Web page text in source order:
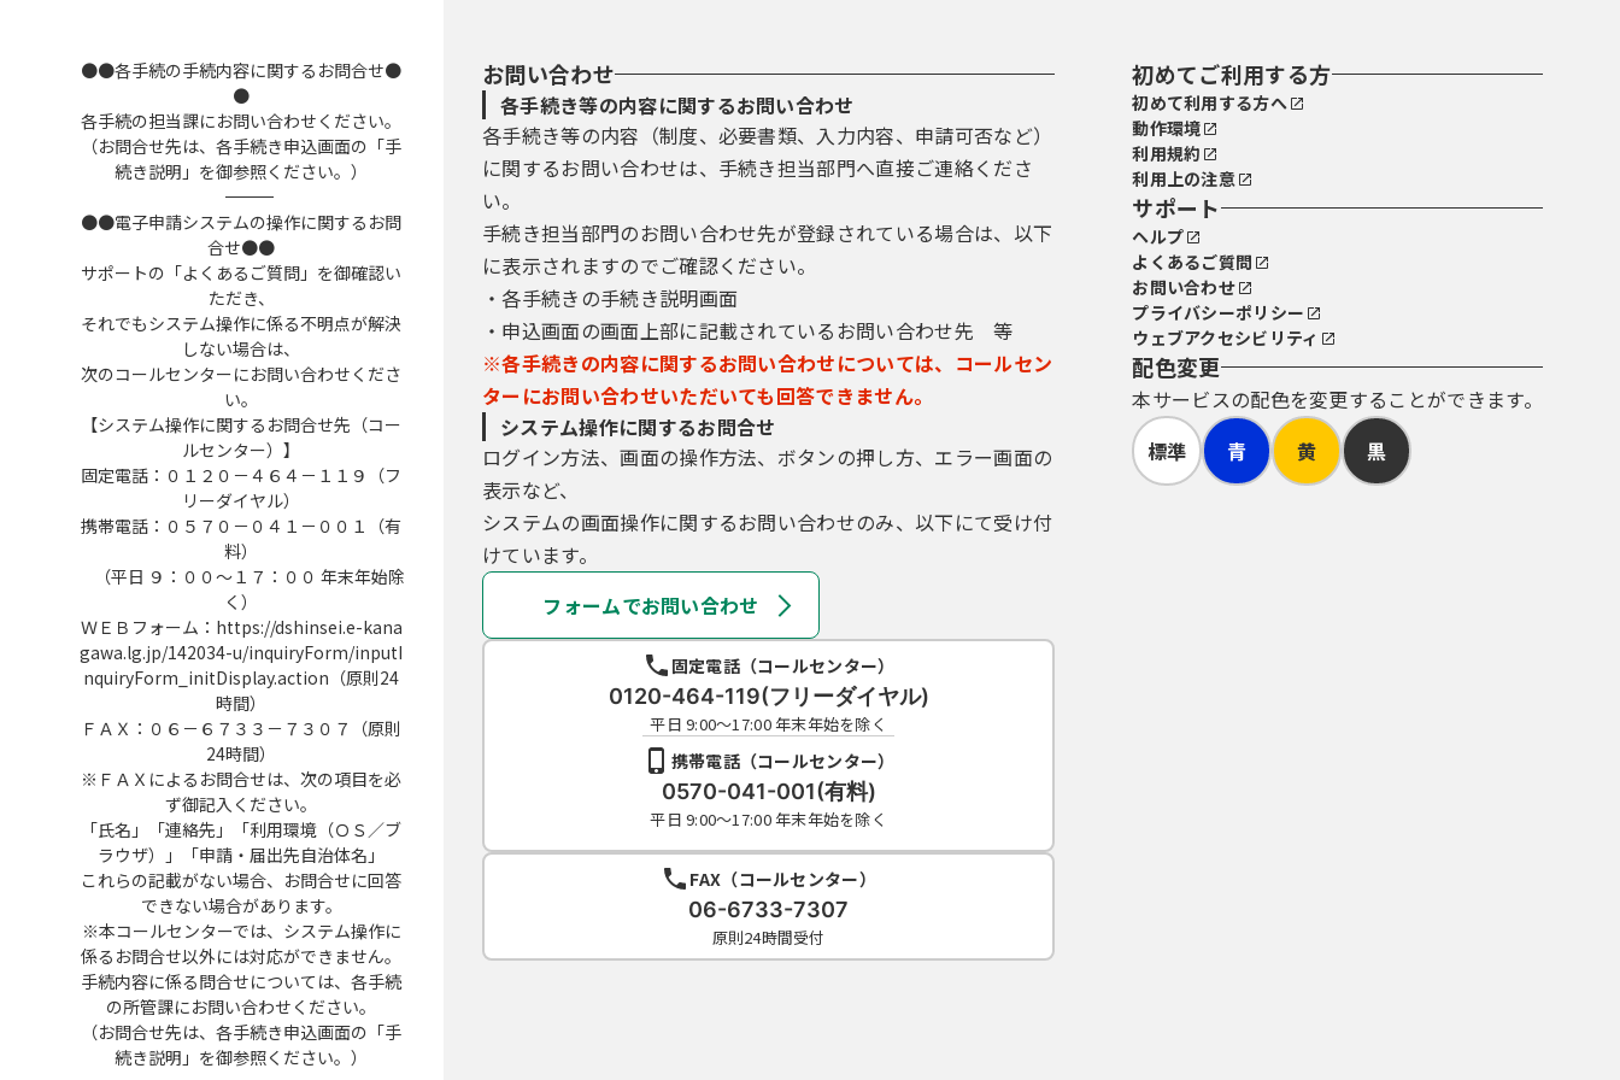
●●各手続の手続内容に関するお問合せ●
●
各手続の担当課にお問い合わせください。
（お問合せ先は、各手続き申込画面の「手
続き説明」を御参照ください。）
――――――――――――――――――――――――――――――――――――――――――――――――――
●●電子申請システムの操作に関するお問
合せ●●
サポートの「よくあるご質問」を御確認い
ただき、
それでもシステム操作に係る不明点が解決
しない場合は、
次のコールセンターにお問い合わせくださ
い。
【システム操作に関するお問合せ先（コー
ルセンター）】
固定電話：０１２０－４６４－１１９（フ
リーダイヤル）
携帯電話：０５７０－０４１－００１（有
料）
（平日 ９：００～１７：００ 年末年始除
く）
ＷＥＢフォーム：https://dshinsei.e-kana
gawa.lg.jp/142034-u/inquiryForm/inputI
nquiryForm_initDisplay.action（原則24
時間）
ＦＡＸ：０６－６７３３－７３０７（原則
24時間）
※ＦＡＸによるお問合せは、次の項目を必
ず御記入ください。
「氏名」「連絡先」「利用環境（ＯＳ／ブ
ラウザ）」「申請・届出先自治体名」
これらの記載がない場合、お問合せに回答
できない場合があります。
※本コールセンターでは、システム操作に
係るお問合せ以外には対応ができません。
手続内容に係る問合せについては、各手続
の所管課にお問い合わせください。
（お問合せ先は、各手続き申込画面の「手
続き説明」を御参照ください。）
お問い合わせ
各手続き等の内容に関するお問い合わせ
各手続き等の内容（制度、必要書類、入力内容、申請可否など）
に関するお問い合わせは、手続き担当部門へ直接ご連絡くださ
い。
手続き担当部門のお問い合わせ先が登録されている場合は、以下
に表示されますのでご確認ください。
・各手続きの手続き説明画面
・申込画面の画面上部に記載されているお問い合わせ先 等
※各手続きの内容に関するお問い合わせについては、コールセン
ターにお問い合わせいただいても回答できません。
システム操作に関するお問合せ
ログイン方法、画面の操作方法、ボタンの押し方、エラー画面の
表示など、
システムの画面操作に関するお問い合わせのみ、以下にて受け付
けています。
フォームでお問い合わせ
固定電話（コールセンター）
0120-464-119(フリーダイヤル)
平日 9:00～17:00 年末年始を除く
携帯電話（コールセンター）
0570-041-001(有料)
平日 9:00～17:00 年末年始を除く
FAX（コールセンター）
06-6733-7307
原則24時間受付
初めてご利用する方
初めて利用する方へ
動作環境
利用規約
利用上の注意
サポート
ヘルプ
よくあるご質問
お問い合わせ
プライバシーポリシー
ウェブアクセシビリティ
配色変更
本サービスの配色を変更することができます。
標準
青 黄 黒